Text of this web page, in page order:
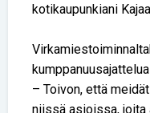
kotikaupunkiani
– Toivon, että
niissä asioissa, joita